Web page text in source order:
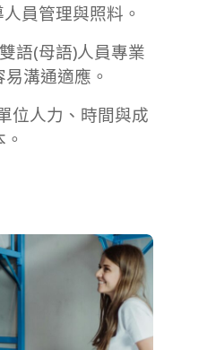
員管理與照料。
語(母語)人員專業
溝通適應。
位人力、時間與成